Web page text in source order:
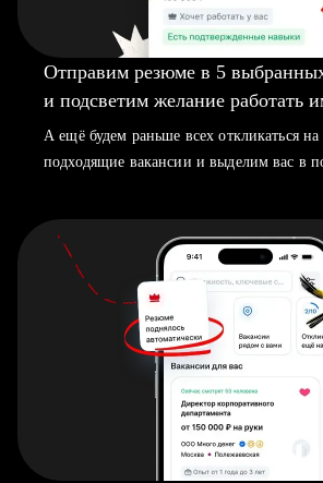
Отправим резюме в 5
и подсветим желание работать
А ещё будем раньше всех откликаться
подходящие вакансии и выделим вас в